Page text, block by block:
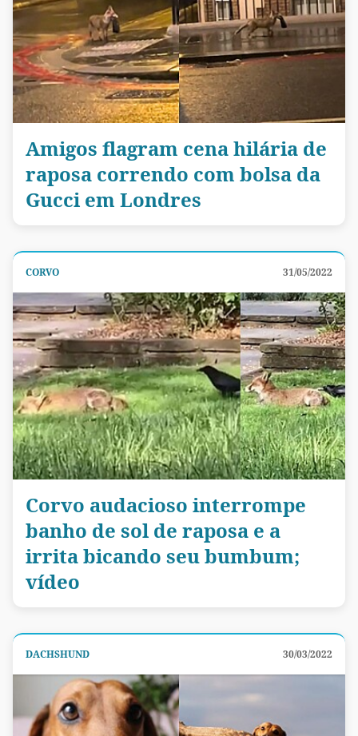
Amigos flagram cena hilária de
raposa correndo com bolsa da
Gucci em Londres
CORVO 31/05/2022
Corvo audacioso interrompe
banho de sol de raposa e a
irrita bicando seu bumbum;
vídeo
DACHSHUND 30/03/2022